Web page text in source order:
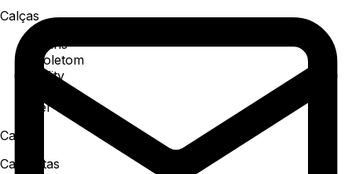
Calças
Jeans
Moletom
Utility
Ver todos
Camisa
Camisetas